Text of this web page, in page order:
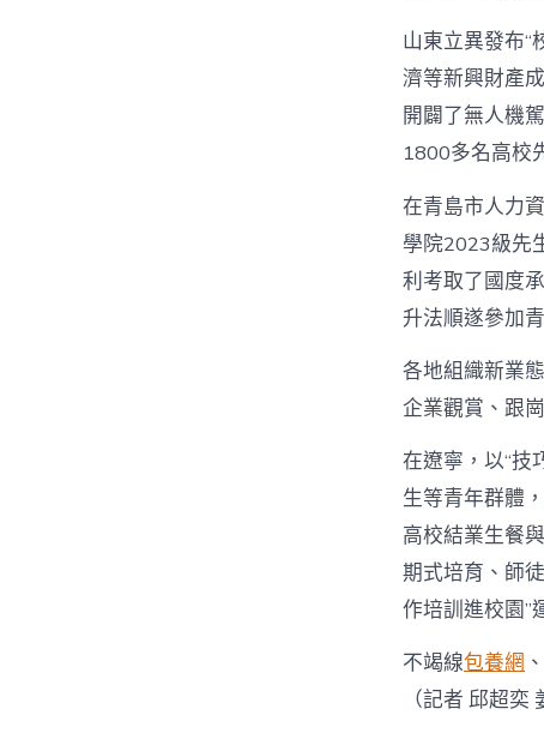
山東立異發布“
濟等新興財產
開闢了無人機
1800多名高校
在青島市人力
學院2023級先
利考取了國度
升法順遂參加
各地組織新業
企業觀賞、跟
在遼寧，以“技
生等青年群體
高校結業生餐
期式培育、師
作培訓進校園”
不竭線包養網
（記者 邱超奕